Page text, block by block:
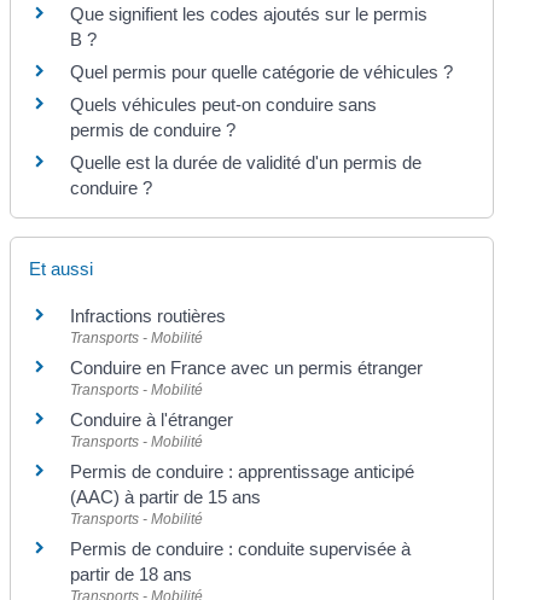
Que signifient les codes ajoutés sur le permis
B ?
Quel permis pour quelle catégorie de véhicules ?
Quels véhicules peut-on conduire sans
permis de conduire ?
Quelle est la durée de validité d'un permis de
conduire ?
Et aussi
Infractions routières
Transports - Mobilité
Conduire en France avec un permis étranger
Transports - Mobilité
Conduire à l'étranger
Transports - Mobilité
Permis de conduire : apprentissage anticipé
(AAC) à partir de 15 ans
Transports - Mobilité
Permis de conduire : conduite supervisée à
partir de 18 ans
Transports - Mobilité